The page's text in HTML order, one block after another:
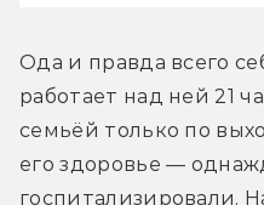
Ода и правда всего
работает над ней 21
семьёй только по
его здоровье —
госпитализировали.